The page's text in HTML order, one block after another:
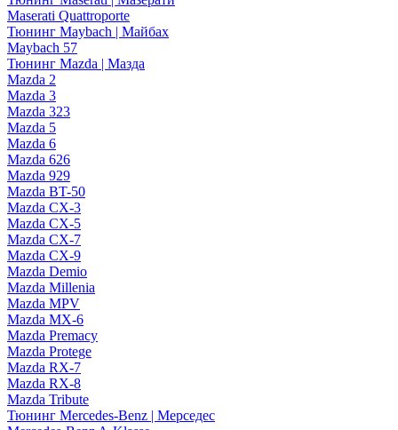
Maserati Quattroporte
Тюнинг Maybach | Майбах
Maybach 57
Тюнинг Mazda | Мазда
Mazda 2
Mazda 3
Mazda 323
Mazda 5
Mazda 6
Mazda 626
Mazda 929
Mazda BT-50
Mazda CX-3
Mazda CX-5
Mazda CX-7
Mazda CX-9
Mazda Demio
Mazda Millenia
Mazda MPV
Mazda MX-6
Mazda Premacy
Mazda Protege
Mazda RX-7
Mazda RX-8
Mazda Tribute
Тюнинг Mercedes-Benz | Мерседес